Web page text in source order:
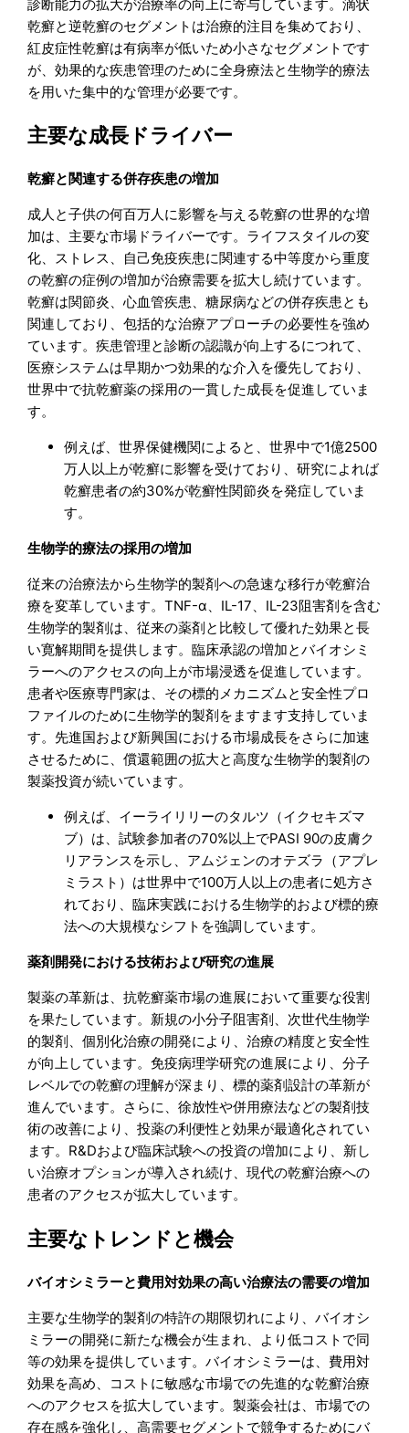
診断能力の拡大が治療率の向上に寄与しています。滴状
乾癬と逆乾癬のセグメントは治療的注目を集めており、
紅皮症性乾癬は有病率が低いため小さなセグメントです
が、効果的な疾患管理のために全身療法と生物学的療法
を用いた集中的な管理が必要です。
主要な成長ドライバー
乾癬と関連する併存疾患の増加
成人と子供の何百万人に影響を与える乾癬の世界的な増
加は、主要な市場ドライバーです。ライフスタイルの変
化、ストレス、自己免疫疾患に関連する中等度から重度
の乾癬の症例の増加が治療需要を拡大し続けています。
乾癬は関節炎、心血管疾患、糖尿病などの併存疾患とも
関連しており、包括的な治療アプローチの必要性を強め
ています。疾患管理と診断の認識が向上するにつれて、
医療システムは早期かつ効果的な介入を優先しており、
世界中で抗乾癬薬の採用の一貫した成長を促進していま
す。
例えば、世界保健機関によると、世界中で1億2500
万人以上が乾癬に影響を受けており、研究によれば
乾癬患者の約30%が乾癬性関節炎を発症していま
す。
生物学的療法の採用の増加
従来の治療法から生物学的製剤への急速な移行が乾癬治
療を変革しています。TNF-α、IL-17、IL-23阻害剤を含む
生物学的製剤は、従来の薬剤と比較して優れた効果と長
い寛解期間を提供します。臨床承認の増加とバイオシミ
ラーへのアクセスの向上が市場浸透を促進しています。
患者や医療専門家は、その標的メカニズムと安全性プロ
ファイルのために生物学的製剤をますます支持していま
す。先進国および新興国における市場成長をさらに加速
させるために、償還範囲の拡大と高度な生物学的製剤の
製薬投資が続いています。
例えば、イーライリリーのタルツ（イクセキズマ
ブ）は、試験参加者の70%以上でPASI 90の皮膚ク
リアランスを示し、アムジェンのオテズラ（アプレ
ミラスト）は世界中で100万人以上の患者に処方さ
れており、臨床実践における生物学的および標的療
法への大規模なシフトを強調しています。
薬剤開発における技術および研究の進展
製薬の革新は、抗乾癬薬市場の進展において重要な役割
を果たしています。新規の小分子阻害剤、次世代生物学
的製剤、個別化治療の開発により、治療の精度と安全性
が向上しています。免疫病理学研究の進展により、分子
レベルでの乾癬の理解が深まり、標的薬剤設計の革新が
進んでいます。さらに、徐放性や併用療法などの製剤技
術の改善により、投薬の利便性と効果が最適化されてい
ます。R&Dおよび臨床試験への投資の増加により、新し
い治療オプションが導入され続け、現代の乾癬治療への
患者のアクセスが拡大しています。
主要なトレンドと機会
バイオシミラーと費用対効果の高い治療法の需要の増加
主要な生物学的製剤の特許の期限切れにより、バイオシ
ミラーの開発に新たな機会が生まれ、より低コストで同
等の効果を提供しています。バイオシミラーは、費用対
効果を高め、コストに敏感な市場での先進的な乾癬治療
へのアクセスを拡大しています。製薬会社は、市場での
存在感を強化し、高需要セグメントで競争するためにバ